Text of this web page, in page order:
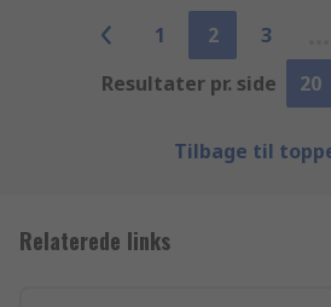
1 2 3
Resultater pr. side
20
Tilbage til
Relaterede links